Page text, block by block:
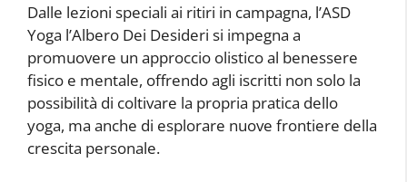
Dalle lezioni speciali ai ritiri in campagna, l’ASD
Yoga l’Albero Dei Desideri si impegna a
promuovere un approccio olistico al benessere
fisico e mentale, offrendo agli iscritti non solo la
possibilità di coltivare la propria pratica dello
yoga, ma anche di esplorare nuove frontiere della
crescita personale.